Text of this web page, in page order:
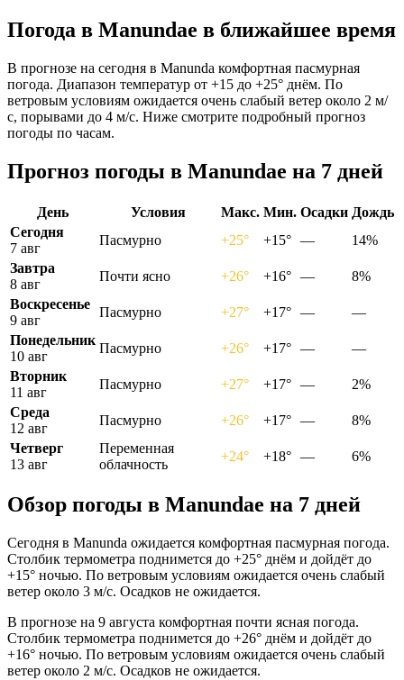
Погода в Manundaе в ближайшее время
В прогнозе на сегодня в Manunda комфортная пасмурная
погода. Диапазон температур от +15 до +25° днём. По
ветровым условиям ожидается очень слабый ветер около 2 м/
с, порывами до 4 м/с. Ниже смотрите подробный прогноз
погоды по часам.
Прогноз погоды в Manundaе на 7 дней
День Условия Макс. Мин. Осадки Дождь
Сегодня
7 авг
Пасмурно +25° +15° —
14%
Завтра
8 авг
Почти ясно +26° +16° —
8%
Воскресенье
9 авг
Пасмурно +27° +17° —
—
Понедельник
10 авг
Пасмурно +26° +17° —
—
Вторник
11 авг
Пасмурно +27° +17° —
2%
Среда
12 авг
Пасмурно +26° +17° —
8%
Четверг
13 авг
Переменная
облачность
+24° +18° — 6%
Обзор погоды в Manundaе на 7 дней
Сегодня в Manunda ожидается комфортная пасмурная погода.
Столбик термометра поднимется до +25° днём и дойдёт до
+15° ночью. По ветровым условиям ожидается очень слабый
ветер около 3 м/с. Осадков не ожидается.
В прогнозе на 9 августа комфортная почти ясная погода.
Столбик термометра поднимется до +26° днём и дойдёт до
+16° ночью. По ветровым условиям ожидается очень слабый
ветер около 2 м/с. Осадков не ожидается.